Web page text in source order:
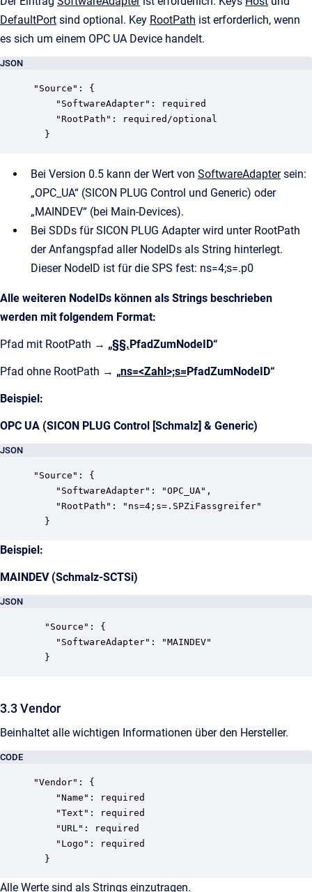
DefaultPort sind optional. Key RootPath ist erforderlich, wenn
es sich um einem OPC UA Device handelt.
JSON
"Source": {
    "SoftwareAdapter": required
    "RootPath": required/optional
  }
Bei Version 0.5 kann der Wert von SoftwareAdaptersein:
„OPC_UA“ (SICON PLUG Control und Generic) oder
„MAINDEV“ (bei Main-Devices).
Bei SDDs für SICON PLUG Adapter wird unter RootPath
der Anfangspfad aller NodeIDs als String hinterlegt.
Dieser NodeID ist für die SPS fest: ns=4;s=.p0
Alle weiteren NodeIDs können als Strings beschrieben
werden mit folgendem Format:
Pfad mit RootPath → „§§.PfadZumNodeID“
Pfad ohne RootPath → „ns=<Zahl>;s=PfadZumNodeID“
Beispiel:
OPC UA (SICON PLUG Control [Schmalz] & Generic)
JSON
"Source": {
    "SoftwareAdapter": "OPC_UA",
    "RootPath": "ns=4;s=.SPZiFassgreifer"
  }
Beispiel:
MAINDEV (Schmalz-SCTSi)
JSON
  "Source": {
    "SoftwareAdapter": "MAINDEV"
  }
3.3 Vendor
Beinhaltet alle wichtigen Informationen über den Hersteller.
CODE
"Vendor": {
    "Name": required
    "Text": required
    "URL": required
    "Logo": required
  }
Alle Werte sind als Strings einzutragen.